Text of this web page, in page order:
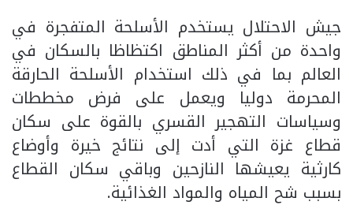
جيش الاحتلال يستخدم الأسلحة المتفجرة في
واحدة من أكثر المناطق اكتظاظا بالسكان في
العالم بما في ذلك استخدام الأسلحة الحارقة
المحرمة دوليا ويعمل على فرض مخططات
وسياسات التهجير القسري بالقوة على سكان
قطاع غزة التي أدت إلى نتائج خيرة وأوضاع
كارثية يعيشها النازحين وباقي سكان القطاع
بسبب شح المياه والمواد الغذائية.